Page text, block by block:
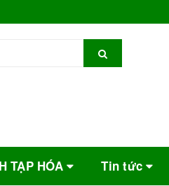
TẠP HÓA Tin tức